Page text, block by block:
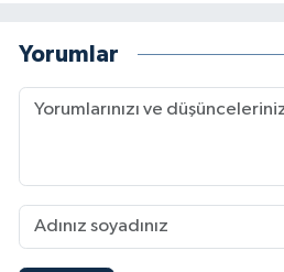
Yorumlar